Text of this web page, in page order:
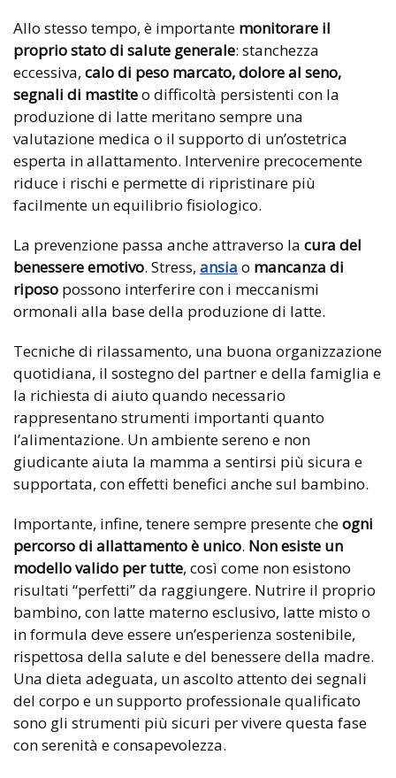
Allo stesso tempo, è importante monitorare il
proprio stato di salute generale: stanchezza
eccessiva, calo di peso marcato, dolore al seno,
segnali di mastiteo difficoltà persistenti con la
produzione di latte meritano sempre una
valutazione medica o il supporto di un’ostetrica
esperta in allattamento. Intervenire precocemente
riduce i rischi e permette di ripristinare più
facilmente un equilibrio fisiologico.
La prevenzione passa anche attraverso la cura del
benessere emotivo. Stress, ansia o mancanza di
riposo possono interferire con i meccanismi
ormonali alla base della produzione di latte.
Tecniche di rilassamento, una buona organizzazione
quotidiana, il sostegno del partner e della famiglia e
la richiesta di aiuto quando necessario
rappresentano strumenti importanti quanto
l’alimentazione. Un ambiente sereno e non
giudicante aiuta la mamma a sentirsi più sicura e
supportata, con effetti benefici anche sul bambino.
Importante, infine, tenere sempre presente cheogni
percorso di allattamento è unico. Non esiste un
modello valido per tutte, così come non esistono
risultati “perfetti” da raggiungere. Nutrire il proprio
bambino, con latte materno esclusivo, latte misto o
in formula deve essere un’esperienza sostenibile,
rispettosa della salute e del benessere della madre.
Una dieta adeguata, un ascolto attento dei segnali
del corpo e un supporto professionale qualificato
sono gli strumenti più sicuri per vivere questa fase
con serenità e consapevolezza.